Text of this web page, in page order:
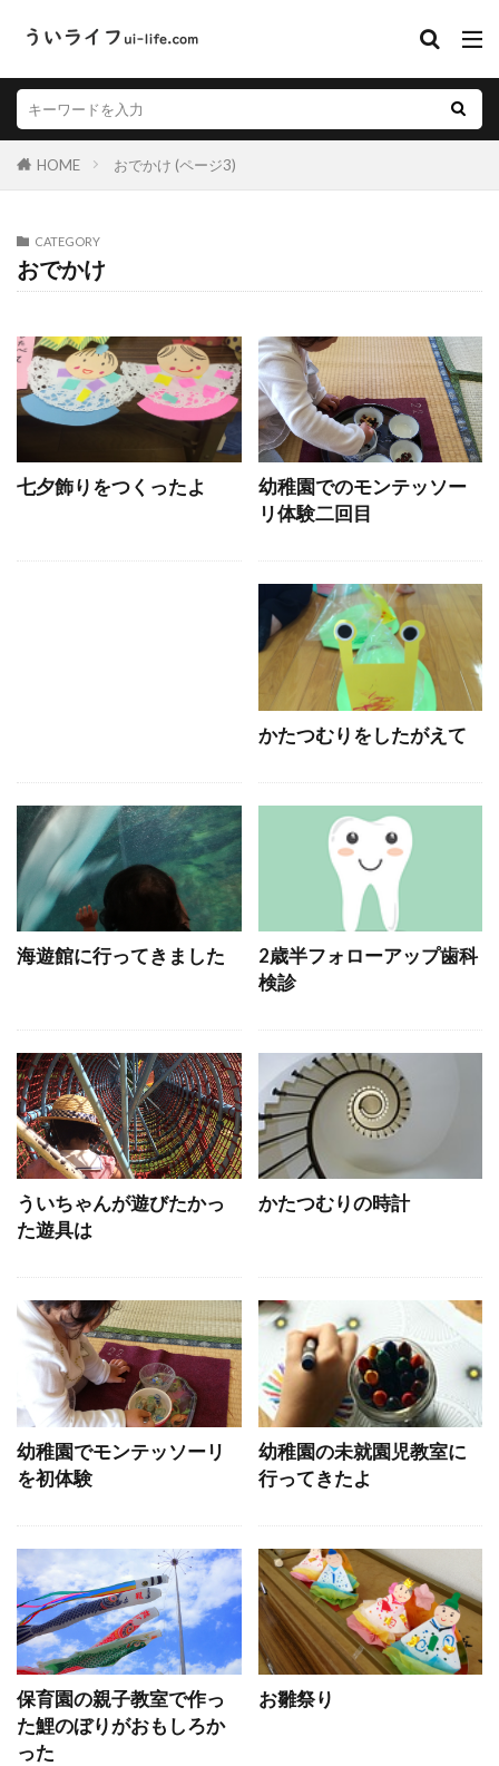
HOME おでかけ (ページ3)
CATEGORY
おでかけ
七夕飾りをつくったよ
幼稚園でのモンテッソー
リ体験二回目
かたつむりをしたがえて
海遊館に行ってきました
2歳半フォローアップ歯科
検診
ういちゃんが遊びたかっ
た遊具は
かたつむりの時計
幼稚園でモンテッソーリ
を初体験
幼稚園の未就園児教室に
行ってきたよ
保育園の親子教室で作っ
た鯉のぼりがおもしろか
った
お雛祭り